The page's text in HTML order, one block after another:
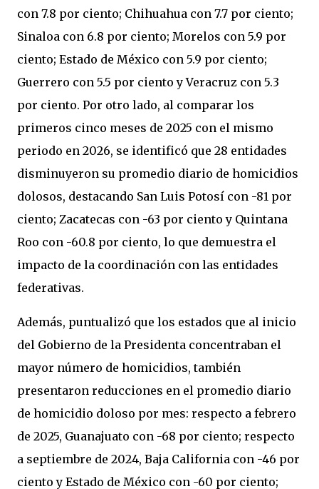
con 7.8 por ciento; Chihuahua con 7.7 por ciento;
Sinaloa con 6.8 por ciento; Morelos con 5.9 por
ciento; Estado de México con 5.9 por ciento;
Guerrero con 5.5 por ciento y Veracruz con 5.3
por ciento. Por otro lado, al comparar los
primeros cinco meses de 2025 con el mismo
periodo en 2026, se identificó que 28 entidades
disminuyeron su promedio diario de homicidios
dolosos, destacando San Luis Potosí con -81 por
ciento; Zacatecas con -63 por ciento y Quintana
Roo con -60.8 por ciento, lo que demuestra el
impacto de la coordinación con las entidades
federativas.
Además, puntualizó que los estados que al inicio
del Gobierno de la Presidenta concentraban el
mayor número de homicidios, también
presentaron reducciones en el promedio diario
de homicidio doloso por mes: respecto a febrero
de 2025, Guanajuato con -68 por ciento; respecto
a septiembre de 2024, Baja California con -46 por
ciento y Estado de México con -60 por ciento;